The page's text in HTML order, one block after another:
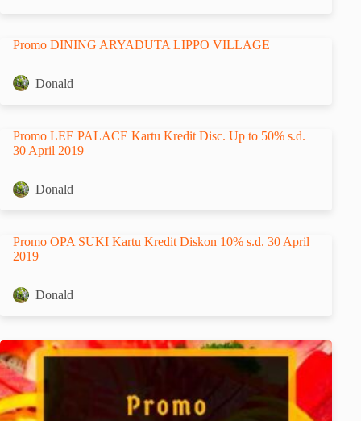
Promo DINING ARYADUTA LIPPO VILLAGE
Donald
Promo LEE PALACE Kartu Kredit Disc. Up to 50% s.d.
30 April 2019
Donald
Promo OPA SUKI Kartu Kredit Diskon 10% s.d. 30 April
2019
Donald